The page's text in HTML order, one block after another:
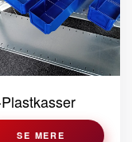
SE MERE